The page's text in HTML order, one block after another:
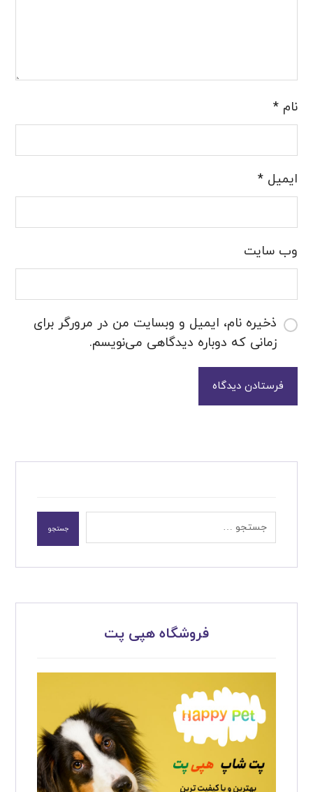
نام*
ایمیل*
وب‌ سایت
ذخیره نام، ایمیل و وبسایت من در مرورگر برای
زمانی که دوباره دیدگاهی می‌نویسم.
فرستادن دیدگاه
جستجو
فروشگاه هپی پت